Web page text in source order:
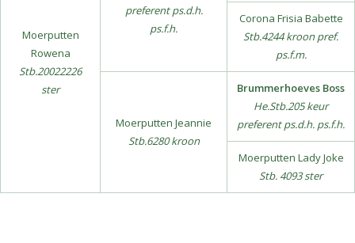
Moerputten
Rowena
Stb.20022226
ster
preferent ps.d.h.
ps.f.h.
Corona Frisia Babette
Stb.4244 kroon pref.
ps.f.m.
Moerputten Jeannie
Stb.6280 kroon
Brummerhoeves Boss
He.Stb.205 keur
preferent ps.d.h. ps.f.h.
Moerputten Lady Joke
Stb. 4093 ster